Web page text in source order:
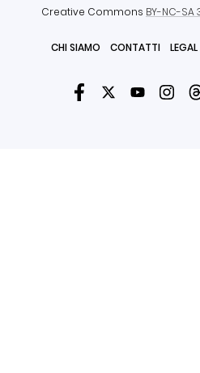
Creative Commons BY-NC-SA
CHI SIAMO CONTATTI LEGAL